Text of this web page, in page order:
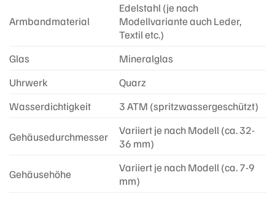
Armbandmaterial
Edelstahl (je nach
Modellvariante auch Leder,
Textil etc.)
Glas
Mineralglas
Uhrwerk
Quarz
Wasserdichtigkeit
3 ATM (spritzwassergeschützt)
Gehäusedurchmesser
Variiert je nach Modell (ca. 32-
36 mm)
Gehäusehöhe
Variiert je nach Modell (ca. 7-9
mm)